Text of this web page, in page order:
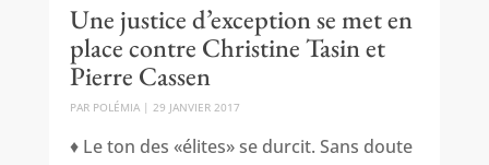
Une justice d’exception se met en
place contre Christine Tasin et
Pierre Cassen
PAR POLÉMIA| 29 JANVIER 2017
♦ Le ton des «élites» se durcit. Sans doute